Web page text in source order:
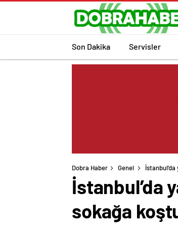
Son Dakika Servisler
Dobra Haber Genel
İstanbul’da
sokağa